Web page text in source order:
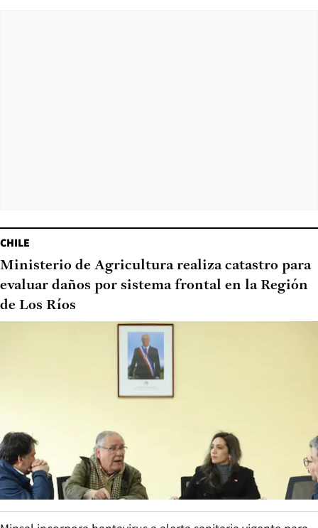
CHILE
Ministerio de Agricultura realiza catastro para
evaluar daños por sistema frontal en la Región
de Los Ríos